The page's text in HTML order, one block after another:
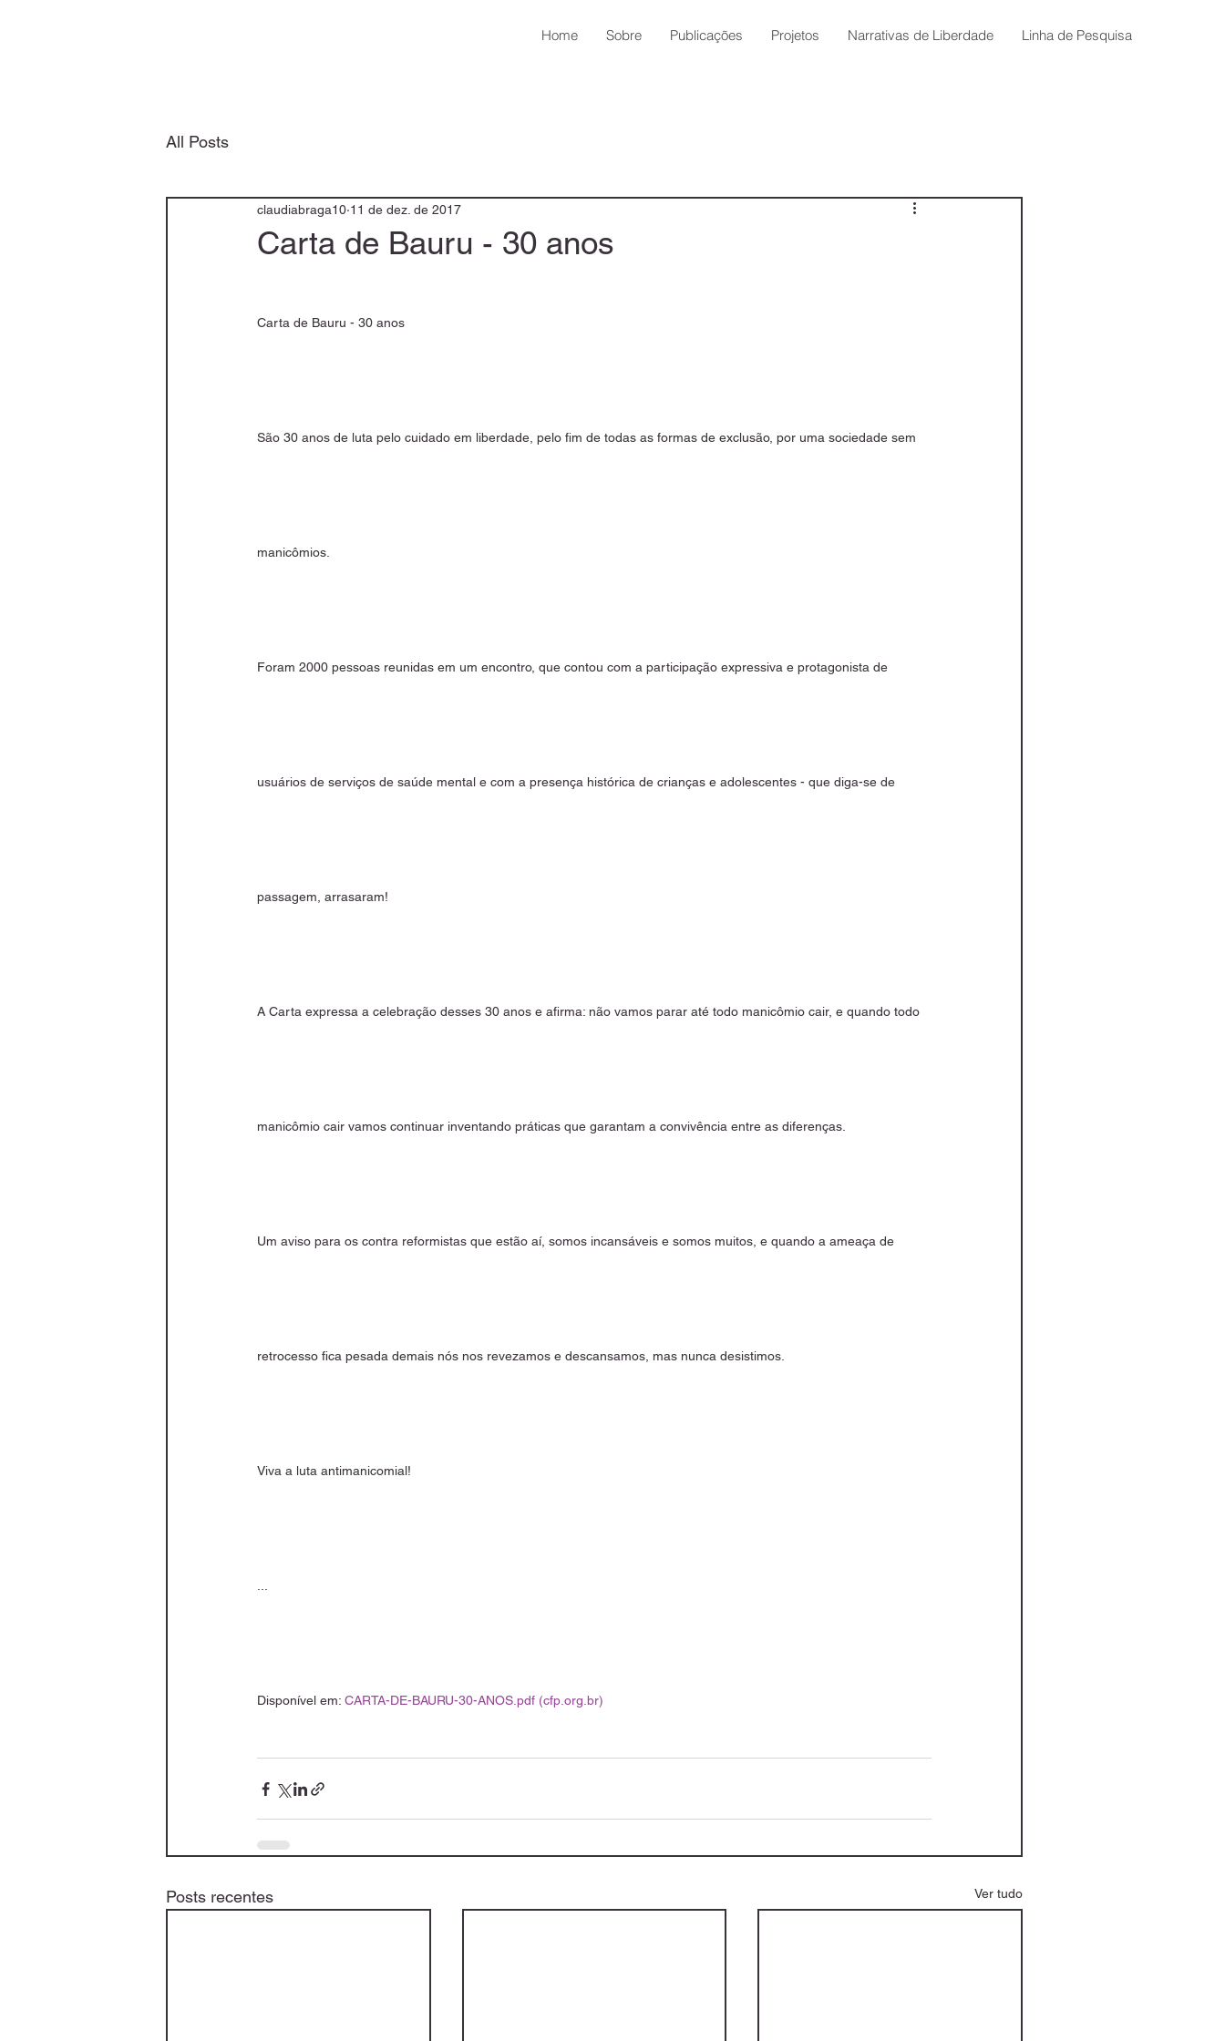
Home Sobre Publicações Projetos Narrativas de Liberdade Linha de Pesquisa
All Posts
Carta de Bauru - 30 anos
claudiabraga10 11 de dez. de 2017
Carta de Bauru - 30 anos
São 30 anos de luta pelo cuidado em liberdade, pelo fim de todas as formas de exclusão, por uma sociedade sem
manicômios.
Foram 2000 pessoas reunidas em um encontro, que contou com a participação expressiva e protagonista de
usuários de serviços de saúde mental e com a presença histórica de crianças e adolescentes - que diga-se de
passagem, arrasaram!
A Carta expressa a celebração desses 30 anos e afirma: não vamos parar até todo manicômio cair, e quando todo
manicômio cair vamos continuar inventando práticas que garantam a convivência entre as diferenças.
Um aviso para os contra reformistas que estão aí, somos incansáveis e somos muitos, e quando a ameaça de
retrocesso fica pesada demais nós nos revezamos e descansamos, mas nunca desistimos.
Viva a luta antimanicomial!
Disponível em: CARTA-DE-BAURU-30-ANOS.pdf (cfp.org.br)
Posts recentes Ver tudo